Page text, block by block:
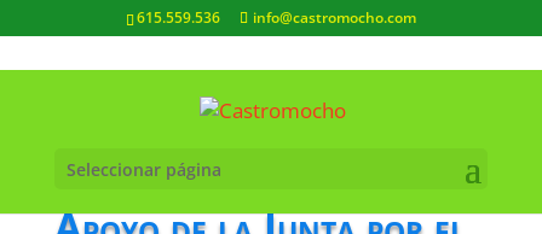
615.559.536 info@castromocho.com
Seleccionar página